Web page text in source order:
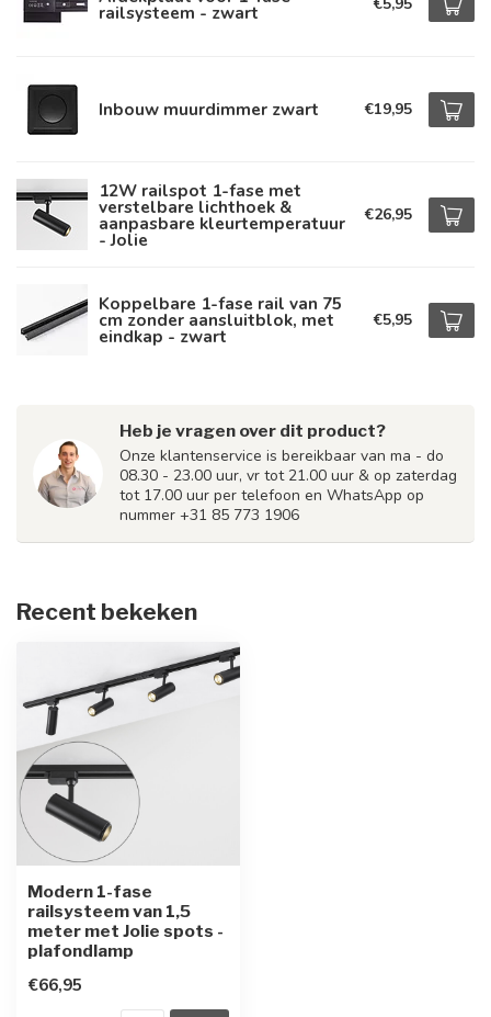
railsysteem - zwart
Inbouw muurdimmer zwart €19,95
12W railspot 1-fase met
verstelbare lichthoek &
aanpasbare kleurtemperatuur
- Jolie
€26,95
Koppelbare 1-fase rail van 75
cm zonder aansluitblok, met
eindkap - zwart
€5,95
Heb je vragen over dit product?
Onze klantenservice is bereikbaar van ma - do
08.30 - 23.00 uur, vr tot 21.00 uur & op zaterdag
tot 17.00 uur per telefoon en WhatsApp op
nummer +31 85 773 1906
Recent bekeken
Modern 1-fase
railsysteem van 1,5
meter met Jolie spots -
plafondlamp
€66,95